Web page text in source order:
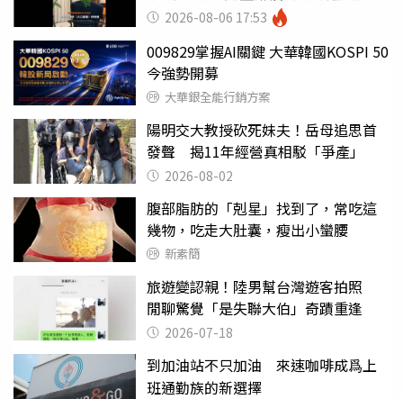
戶 2026-08-06 17:53
009829掌握AI關鍵 大華韓國KOSPI 50
今強勢開募
大華銀全能行銷方案
陽明交大教授砍死妹夫！岳母追思首
發聲 揭11年經營真相駁「爭產」
2026-08-02
腹部脂肪的「剋星」找到了，常吃這
幾物，吃走大肚囊，瘦出小蠻腰
新素簡
旅遊變認親！陸男幫台灣遊客拍照
閒聊驚覺「是失聯大伯」奇蹟重逢
2026-07-18
到加油站不只加油 來速咖啡成爲上
班通勤族的新選擇